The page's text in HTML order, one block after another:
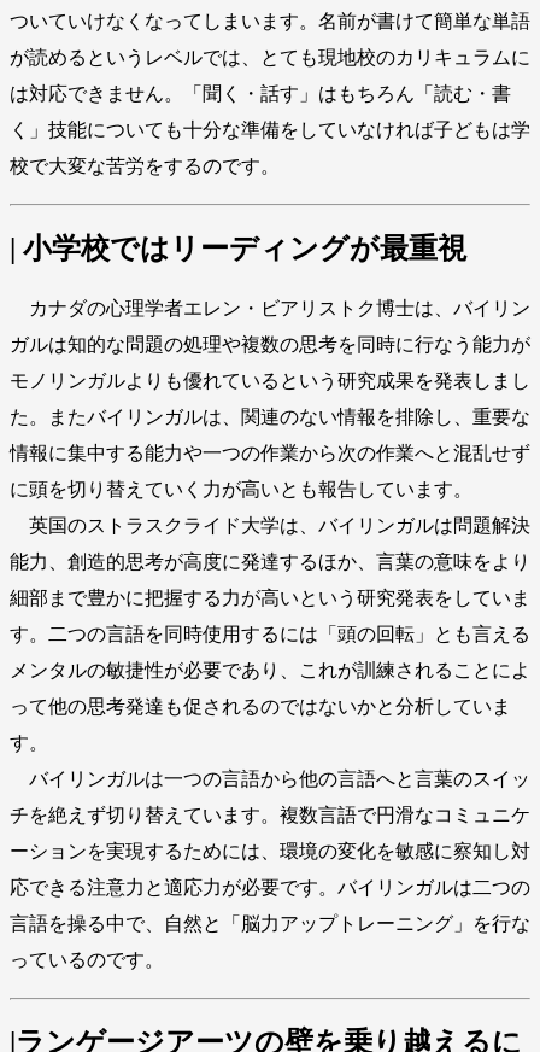
ついていけなくなってしまいます。名前が書けて簡単な単語
が読めるというレベルでは、とても現地校のカリキュラムに
は対応できません。「聞く・話す」はもちろん「読む・書
く」技能についても十分な準備をしていなければ子どもは学
校で大変な苦労をするのです。
| 小学校ではリーディングが最重視
カナダの心理学者エレン・ビアリストク博士は、バイリン
ガルは知的な問題の処理や複数の思考を同時に行なう能力が
モノリンガルよりも優れているという研究成果を発表しまし
た。またバイリンガルは、関連のない情報を排除し、重要な
情報に集中する能力や一つの作業から次の作業へと混乱せず
に頭を切り替えていく力が高いとも報告しています。
英国のストラスクライド大学は、バイリンガルは問題解決
能力、創造的思考が高度に発達するほか、言葉の意味をより
細部まで豊かに把握する力が高いという研究発表をしていま
す。二つの言語を同時使用するには「頭の回転」とも言える
メンタルの敏捷性が必要であり、これが訓練されることによ
って他の思考発達も促されるのではないかと分析していま
す。
バイリンガルは一つの言語から他の言語へと言葉のスイッ
チを絶えず切り替えています。複数言語で円滑なコミュニケ
ーションを実現するためには、環境の変化を敏感に察知し対
応できる注意力と適応力が必要です。バイリンガルは二つの
言語を操る中で、自然と「脳力アップトレーニング」を行な
っているのです。
|ランゲージアーツの壁を乗り越えるに